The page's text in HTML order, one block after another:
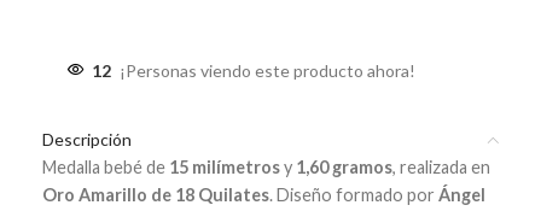
12 ¡Personas viendo este producto ahora!
Descripción
Medalla bebé de 15 milímetrosy 1,60 gramos, realizada en
Oro Amarillo de 18 Quilates. Diseño formado por Ángel